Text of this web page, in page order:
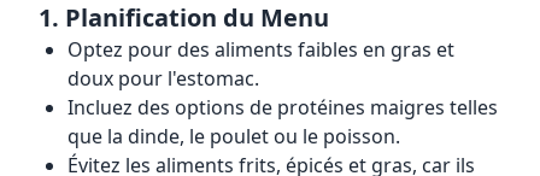
1. Planification du Menu
Optez pour des aliments faibles en gras et
doux pour l'estomac.
Incluez des options de protéines maigres telles
que la dinde, le poulet ou le poisson.
Évitez les aliments frits, épicés et gras, car ils